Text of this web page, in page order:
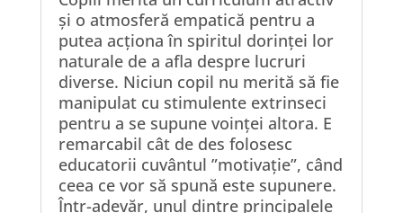
și o atmosferă empatică pentru a
putea acționa în spiritul dorinței lor
naturale de a afla despre lucruri
diverse. Niciun copil nu merită să fie
manipulat cu stimulente extrinseci
pentru a se supune voinței altora. E
remarcabil cât de des folosesc
educatorii cuvântul ”motivație”, când
ceea ce vor să spună este supunere.
Într-adevăr, unul dintre principalele